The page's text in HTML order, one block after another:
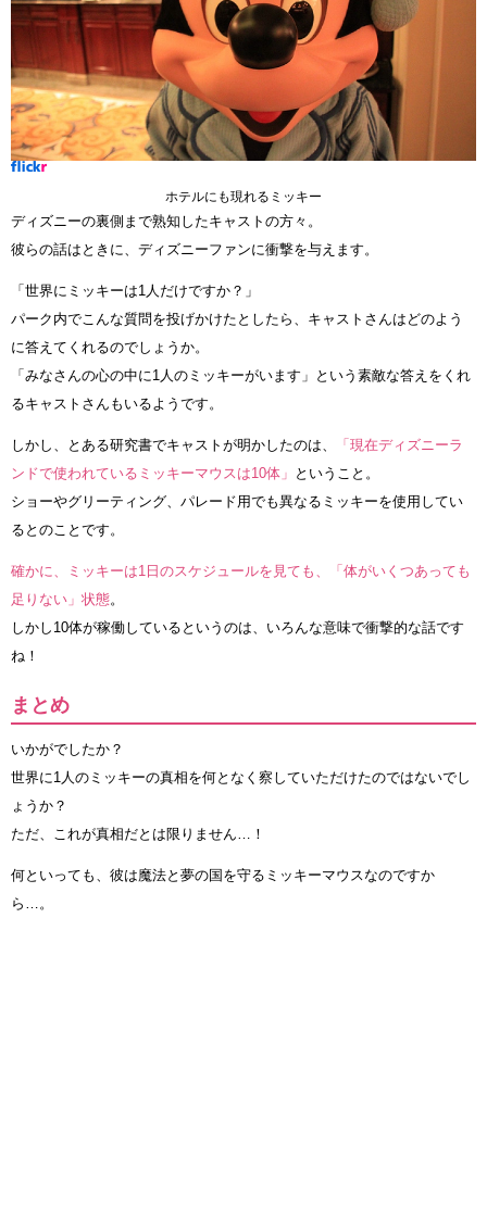
ホテルにも現れるミッキー
ディズニーの裏側まで熟知したキャストの方々。
彼らの話はときに、ディズニーファンに衝撃を与えます。
「世界にミッキーは1人だけですか？」
パーク内でこんな質問を投げかけたとしたら、キャストさんはどのよう
に答えてくれるのでしょうか。
「みなさんの心の中に1人のミッキーがいます」という素敵な答えをくれ
るキャストさんもいるようです。
しかし、とある研究書でキャストが明かしたのは、
「現在ディズニーラ
ンドで使われているミッキーマウスは10体」 ということ。
ショーやグリーティング、パレード用でも異なるミッキーを使用してい
るとのことです。
確かに、ミッキーは1日のスケジュールを見ても、「体がいくつあっても
足りない」状態。
しかし10体が稼働しているというのは、いろんな意味で衝撃的な話です
ね！
まとめ
いかがでしたか？
世界に1人のミッキーの真相を何となく察していただけたのではないでし
ょうか？
ただ、これが真相だとは限りません…！
何といっても、彼は魔法と夢の国を守るミッキーマウスなのですか
ら…。